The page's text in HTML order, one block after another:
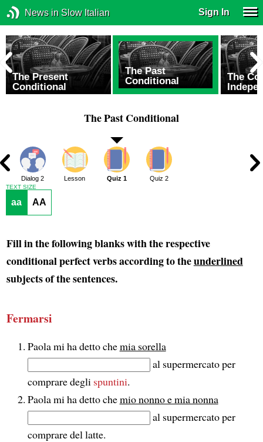
News in Slow Italian Sign In
The Present
Conditional
The Past
Conditional
The
The Past Conditional
Dialog 2 Lesson Quiz 1 Quiz 2
TEXT SIZE
aa AA
Fill in the following blanks with the respective
conditional perfect verbs according to theunderlined
subjects of the sentences.
Fermarsi
Paola mi ha detto chemia sorella
al supermercato per
comprare degli spuntini.
Paola mi ha detto chemio nonno e mia nonna
al supermercato per
comprare del latte.